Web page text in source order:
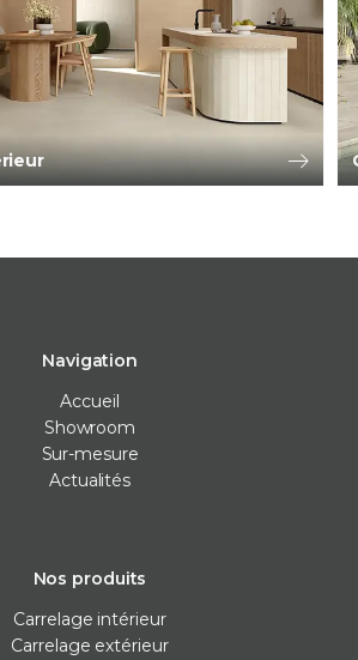
Navigation
Accueil
Showroom
Sur-mesure
Actualités
Nos produits
Carrelage intérieur
Carrelage extérieur